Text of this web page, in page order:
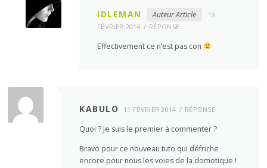
IDLEMAN Auteur Article
13
FÉVRIER 2014
RÉPONSE
Effectivement ce n’est pas con
KABULO 11 FÉVRIER 2014 RÉPONSE
Quoi ? Je suis le premier à commenter ?
Bravo pour ce nouveau tuto qui défriche
encore pour nous les voies de la domotique !